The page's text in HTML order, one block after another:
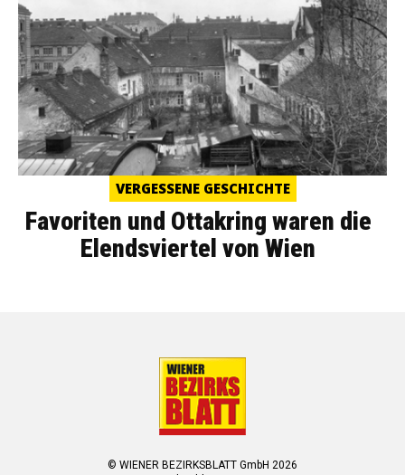
VERGESSENE GESCHICHTE
Favoriten und Ottakring waren die
Elendsviertel von Wien
© WIENER BEZIRKSBLATT GmbH 2026